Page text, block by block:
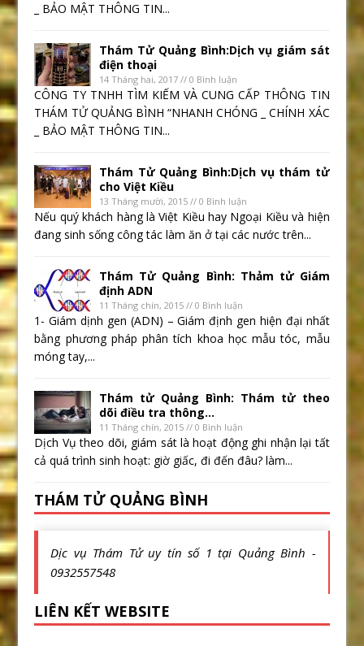
_ BẢO MẬT THÔNG TIN...
Thám Tử Quảng Bình:Dịch vụ giám sát
điện thoại
14 Tháng hai, 2017 // 0 Bình luận
CÔNG TY TNHH TÌM KIẾM VÀ CUNG CẤP THÔNG TIN
THÁM TỬ QUẢNG BÌNH “NHANH CHÓNG _ CHÍNH XÁC
_ BẢO MẬT THÔNG TIN...
Thám Tử Quảng Bình:Dịch vụ thám tử
cho Việt Kiều
13 Tháng mười, 2015 // 0 Bình luận
Nếu quý khách hàng là Việt Kiều hay Ngoại Kiều và hiện
đang sinh sống công tác làm ăn ở tại các nước trên...
Thám Tử Quảng Bình: Thảm tử Giám
định ADN
11 Tháng chín, 2015 // 0 Bình luận
1- Giám dịnh gen (ADN) – Giám định gen hiện đại nhất
bằng phương pháp phân tích khoa học mẫu tóc, mẫu
móng tay,...
Thám tử Quảng Bình: Thám tử theo
dõi điều tra thông...
11 Tháng chín, 2015 // 0 Bình luận
Dịch Vụ theo dõi, giám sát là hoạt động ghi nhận lại tất
cả quá trình sinh hoạt: giờ giấc, đi đến đâu? làm...
THÁM TỬ QUẢNG BÌNH
Dịc vụ Thám Tử uy tín số 1 tại Quảng Bình -
0932557548
LIÊN KẾT WEBSITE